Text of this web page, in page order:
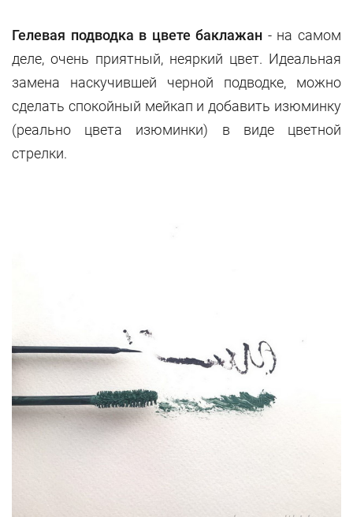
Гелевая подводка в цвете баклажан - на самом
деле, очень приятный, неяркий цвет. Идеальная
замена наскучившей черной подводке, можно
сделать спокойный мейкап и добавить изюминку
(реально цвета изюминки) в виде цветной
стрелки.